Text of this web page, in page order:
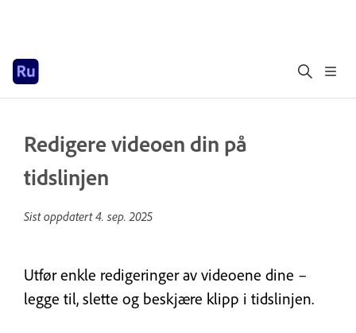
Redigere videoen din på
tidslinjen
Sist oppdatert4. sep. 2025
Utfør enkle redigeringer av videoene dine –
legge til, slette og beskjære klipp i tidslinjen.